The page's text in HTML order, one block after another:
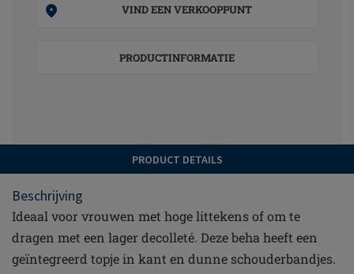
VIND EEN VERKOOPPUNT
PRODUCTINFORMATIE
PRODUCT DETAILS
Beschrijving
Ideaal voor vrouwen met hoge littekens of om te
dragen met een lager decolleté. Deze beha heeft een
geïntegreerd topje in kant en dunne schouderbandjes.